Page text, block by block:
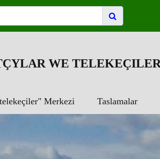
WE
Merkezi Taslamalar